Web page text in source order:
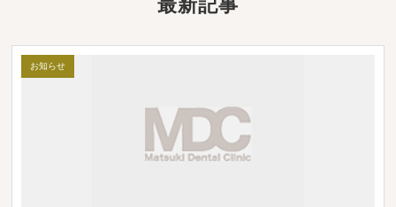
最新記事
お知らせ